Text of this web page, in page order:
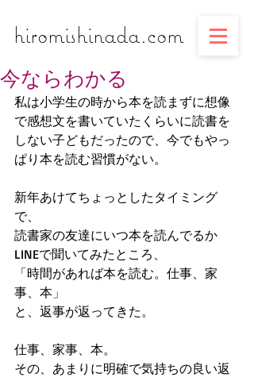
​​​​​​​hiromishinada.com
今ならわかる
私は小学生の時から本を読まずに想像
で感想文を書いていたくらいに読書を
しない子どもだったので、今でもやっ
ぱり本を読む習慣がない。
新年あけてちょっとしたタイミング
で、
読書家の友達にいつ本を読んでるか
LINEで聞いてみたところ、
「時間があれば本を読む。仕事、家
事、本」
と、返事が返ってきた。
仕事、家事、本。
その、あまりに明確で気持ちの良い返